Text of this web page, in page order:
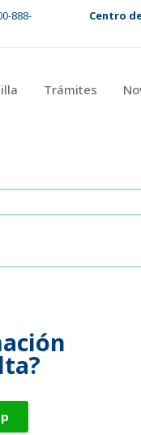
888-
Centro
Trámites